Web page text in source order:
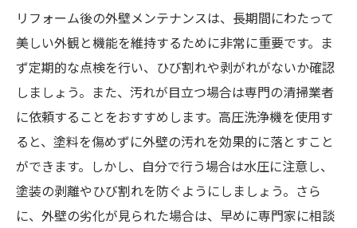
リフォーム後の外壁メンテナンスは、長期間にわたって
美しい外観と機能を維持するために非常に重要です。ま
ず定期的な点検を行い、ひび割れや剥がれがないか確認
しましょう。また、汚れが目立つ場合は専門の清掃業者
に依頼することをおすすめします。高圧洗浄機を使用す
ると、塗料を傷めずに外壁の汚れを効果的に落とすこと
ができます。しかし、自分で行う場合は水圧に注意し、
塗装の剥離やひび割れを防ぐようにしましょう。さら
に、外壁の劣化が見られた場合は、早めに専門家に相談